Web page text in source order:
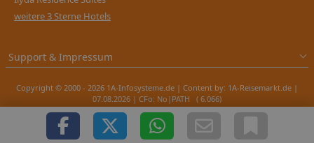
weitere 3 Sterne Hotels
Support & Impressum
Copyright © 2000 - 2026 1A-Infosysteme.de | Content by: 1A-Reisemarkt.de |
07.08.2026 | CFo: No|PATH ( 6.066)